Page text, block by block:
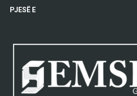
PJESË E